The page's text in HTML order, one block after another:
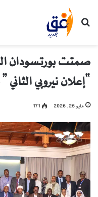
بحث عن
صمتت بورتسودان
“إعلان نيروبي
مايو 25, 2026 171